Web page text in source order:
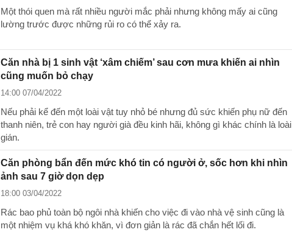
Một thói quen mà rất nhiều người mắc phải nhưng không mấy ai cũng
lường trước được những rủi ro có thể xảy ra.
Căn nhà bị 1 sinh vật ‘xâm chiếm’ sau cơn mưa khiến ai nhìn
cũng muốn bỏ chạy
14:00 07/04/2022
Nếu phải kể đến một loài vật tuy nhỏ bé nhưng đủ sức khiến phụ nữ đến
thanh niên, trẻ con hay người già đều kinh hãi, không gì khác chính là loài
gián.
Căn phòng bẩn đến mức khó tin có người ở, sốc hơn khi nhìn
ảnh sau 7 giờ dọn dẹp
18:00 03/04/2022
Rác bao phủ toàn bộ ngôi nhà khiến cho việc đi vào nhà vệ sinh cũng là
một nhiệm vụ khá khó khăn, vì đơn giản là rác đã chắn hết lối đi.